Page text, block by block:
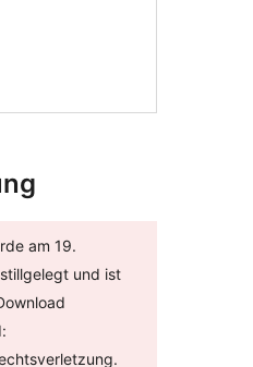
am 19.
und ist